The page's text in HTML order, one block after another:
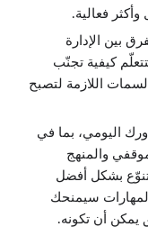
فعالية.
بين الإدارة
كيفية تجنّب
اللازمة لتصبح
اليومي، بما في
والمنهج
بشكل أفضل
سيمنحك
يمكن أن تكونه.